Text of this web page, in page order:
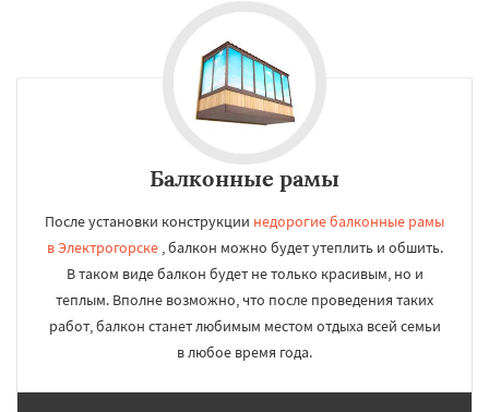
Балконные рамы
После установки конструкции недорогие балконные рамы
в Электрогорске, балкон можно будет утеплить и обшить.
В таком виде балкон будет не только красивым, но и
теплым. Вполне возможно, что после проведения таких
работ, балкон станет любимым местом отдыха всей семьи
в любое время года.